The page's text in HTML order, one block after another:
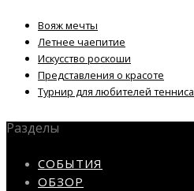
Вояж мечты
Летнее чаепитие
Искусство роскоши
Представления о красоте
Турнир для любителей тенниса
Разделы
СОБЫТИЯ
ОБЗОР